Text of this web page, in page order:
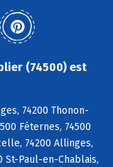
(74500) est
74200 Thonon-
Féternes, 74500
74200 Allinges,
St-Paul-en-Chablais,